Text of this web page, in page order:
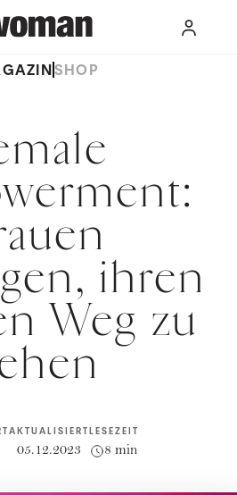
SHOP
ihren
Weg zu
AKTUALISIERT
05.12.2023
LESEZEIT
8 min